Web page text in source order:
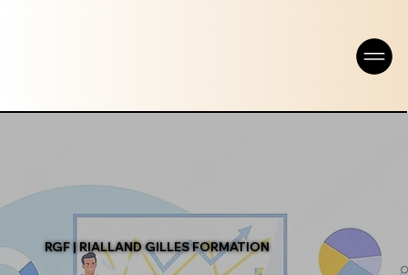
RGF | RIALLAND GILLES FORMATION